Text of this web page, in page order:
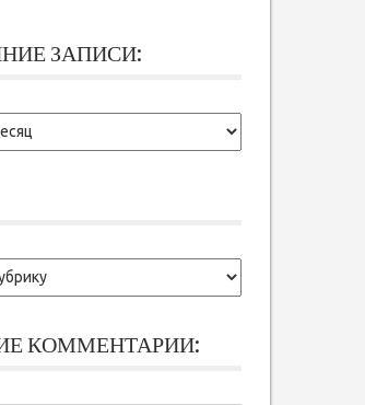
ЗАПИСИ:
КОММЕНТАРИИ: